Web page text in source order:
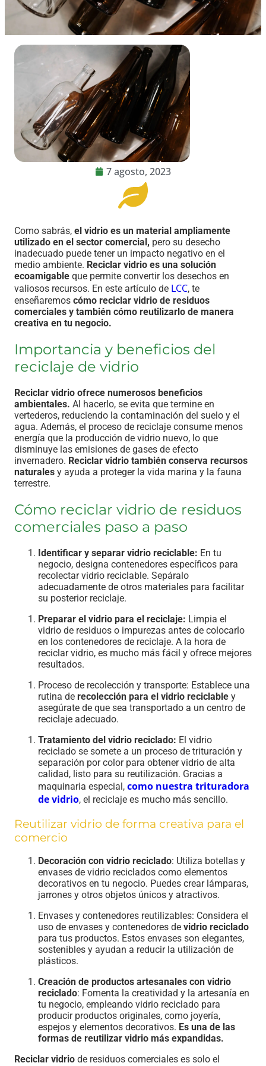
7 agosto, 2023
Como sabrás, el vidrio es un material ampliamente
utilizado en el sector comercial, pero su desecho
inadecuado puede tener un impacto negativo en el
medio ambiente. Reciclar vidrio es una solución
ecoamigable que permite convertir los desechos en
valiosos recursos. En este artículo de LCC, te
enseñaremos cómo reciclar vidrio de residuos
comerciales y también cómo reutilizarlo de manera
creativa en tu negocio.
Importancia y beneficios del
reciclaje de vidrio
Reciclar vidrio ofrece numerosos beneficios
ambientales. Al hacerlo, se evita que termine en
vertederos, reduciendo la contaminación del suelo y el
agua. Además, el proceso de reciclaje consume menos
energía que la producción de vidrio nuevo, lo que
disminuye las emisiones de gases de efecto
invernadero. Reciclar vidrio también conserva recursos
naturales y ayuda a proteger la vida marina y la fauna
terrestre.
Cómo reciclar vidrio de residuos
comerciales paso a paso
Identificar y separar vidrio reciclable: En tu
negocio, designa contenedores específicos para
recolectar vidrio reciclable. Sepáralo
adecuadamente de otros materiales para facilitar
su posterior reciclaje.
Preparar el vidrio para el reciclaje: Limpia el
vidrio de residuos o impurezas antes de colocarlo
en los contenedores de reciclaje. A la hora de
reciclar vidrio, es mucho más fácil y ofrece mejores
resultados.
Proceso de recolección y transporte: Establece una
rutina de recolección para el vidrio reciclable y
asegúrate de que sea transportado a un centro de
reciclaje adecuado.
Tratamiento del vidrio reciclado: El vidrio
reciclado se somete a un proceso de trituración y
separación por color para obtener vidrio de alta
calidad, listo para su reutilización. Gracias a
maquinaria especial, como nuestra trituradora
de vidrio, el reciclaje es mucho más sencillo.
Reutilizar vidrio de forma creativa para el
comercio
Decoración con vidrio reciclado: Utiliza botellas y
envases de vidrio reciclados como elementos
decorativos en tu negocio. Puedes crear lámparas,
jarrones y otros objetos únicos y atractivos.
Envases y contenedores reutilizables: Considera el
uso de envases y contenedores de vidrio reciclado
para tus productos. Estos envases son elegantes,
sostenibles y ayudan a reducir la utilización de
plásticos.
Creación de productos artesanales con vidrio
reciclado: Fomenta la creatividad y la artesanía en
tu negocio, empleando vidrio reciclado para
producir productos originales, como joyería,
espejos y elementos decorativos. Es una de las
formas de reutilizar vidrio más expandidas.
Reciclar vidrio de residuos comerciales es solo el